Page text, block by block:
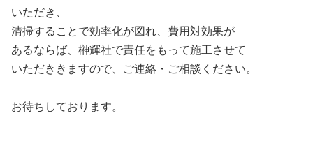
いただき、
清掃することで効率化が図れ、費用対効果が
あるならば、榊輝社で責任をもって施工させて
いただききますので、ご連絡・ご相談ください。
お待ちしております。